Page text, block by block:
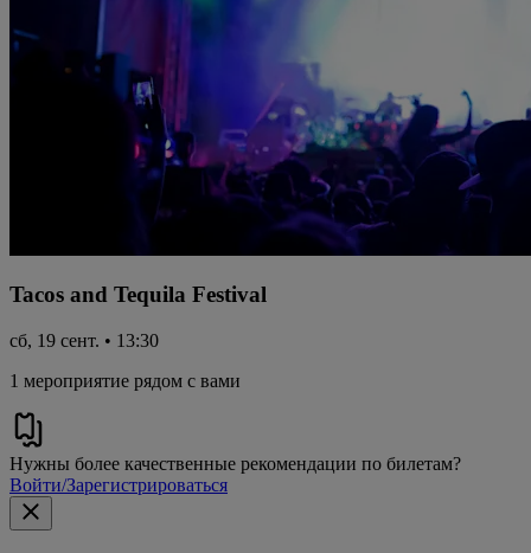
Tacos and Tequila Festival
сб, 19 сент. • 13:30
1 мероприятие рядом с вами
Нужны более качественные рекомендации по билетам?
Войти/Зарегистрироваться